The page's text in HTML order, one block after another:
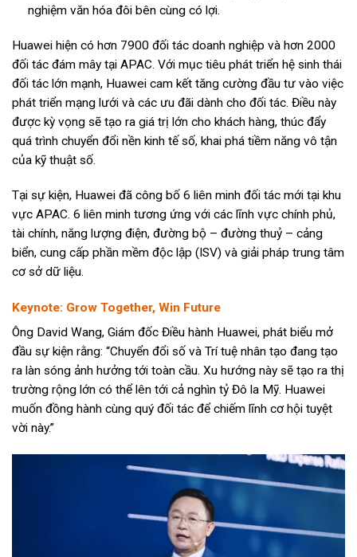
nghiệm văn hóa đôi bên cùng có lợi.
Huawei hiện có hơn 7900 đối tác doanh nghiệp và hơn 2000
đối tác đám mây tại APAC. Với mục tiêu phát triển hệ sinh thái
đối tác lớn mạnh, Huawei cam kết tăng cường đầu tư vào việc
phát triển mạng lưới và các ưu đãi dành cho đối tác. Điều này
được kỳ vọng sẽ tạo ra giá trị lớn cho khách hàng, thúc đẩy
quá trình chuyển đổi nền kinh tế số, khai phá tiềm năng vô tận
của kỹ thuật số.
Tại sự kiện, Huawei đã công bố 6 liên minh đối tác mới tại khu
vực APAC. 6 liên minh tương ứng với các lĩnh vực chính phủ,
tài chính, năng lượng điện, đường bộ – đường thuỷ – cảng
biển, cung cấp phần mềm độc lập (ISV) và giải pháp trung tâm
cơ sở dữ liệu.
Keynote: Grow Together, Win Future
Ông David Wang, Giám đốc Điều hành Huawei, phát biểu mở
đầu sự kiện rằng: “Chuyển đổi số và Trí tuệ nhân tạo đang tạo
ra làn sóng ảnh hưởng tới toàn cầu. Xu hướng này sẽ tạo ra thị
trường rộng lớn có thể lên tới cả nghìn tỷ Đô la Mỹ. Huawei
muốn đồng hành cùng quý đối tác để chiếm lĩnh cơ hội tuyệt
vời này.”